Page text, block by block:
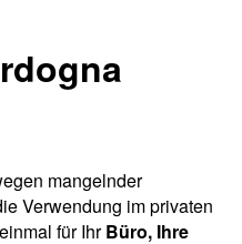
mangelnder
Verwendung im privaten
für IhrBüro, Ihre